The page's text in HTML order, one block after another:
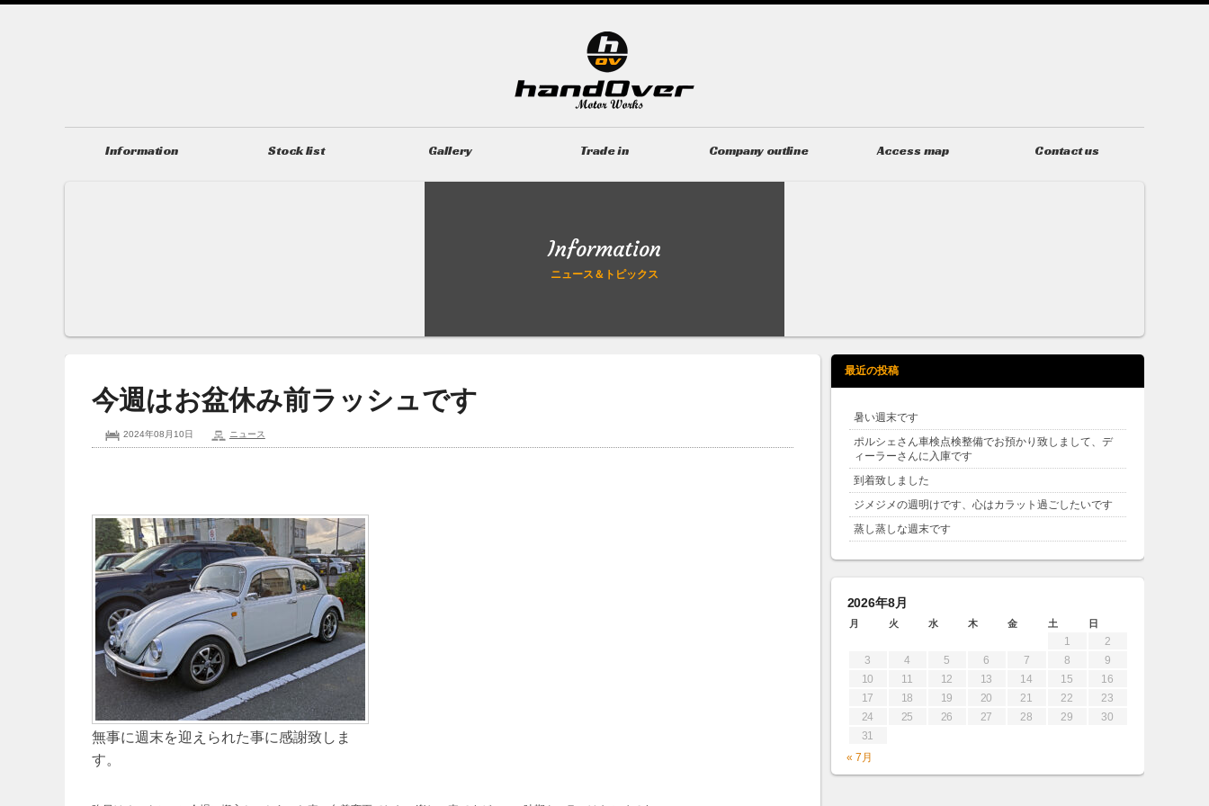
Information Stock list Gallery Trade in Company outline Access map Contact us
Information
ニュース＆トピックス
今週はお盆休み前ラッシュです
2024年08月10日 ニュース
無事に週末を迎えられた事に感謝致しま
す。
最近の投稿
暑い週末です
ポルシェさん車検点検整備でお預かり致しまして、デ
ィーラーさんに入庫です
到着致しました
ジメジメの週明けです、心はカラット過ごしたいです
蒸し蒸しな週末です
2026年8月
月 火 水 木 金 土 日
1
2
3
4 5 6 7 8
9
10
11 12 13 14 15
16
17
18 19 20 21 22
23
24
25 26 27 28 29
30
31
« 7月